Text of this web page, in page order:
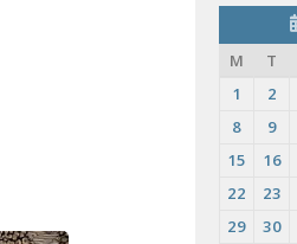
M
T
1
2
8
9
15
16
22
23
29
30